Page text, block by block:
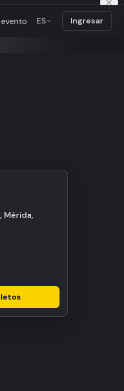
ES Ingresar
Mérida,